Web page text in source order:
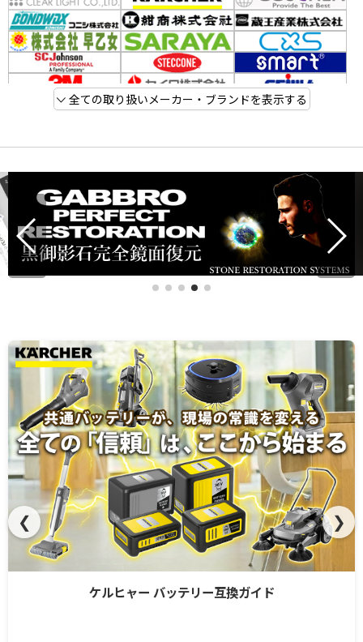
全ての取り扱いメーカー・ブランドを表示する
ペンギンワックスのバッテリーマシンをレーダーチャート
で性能比較
❮ ❯